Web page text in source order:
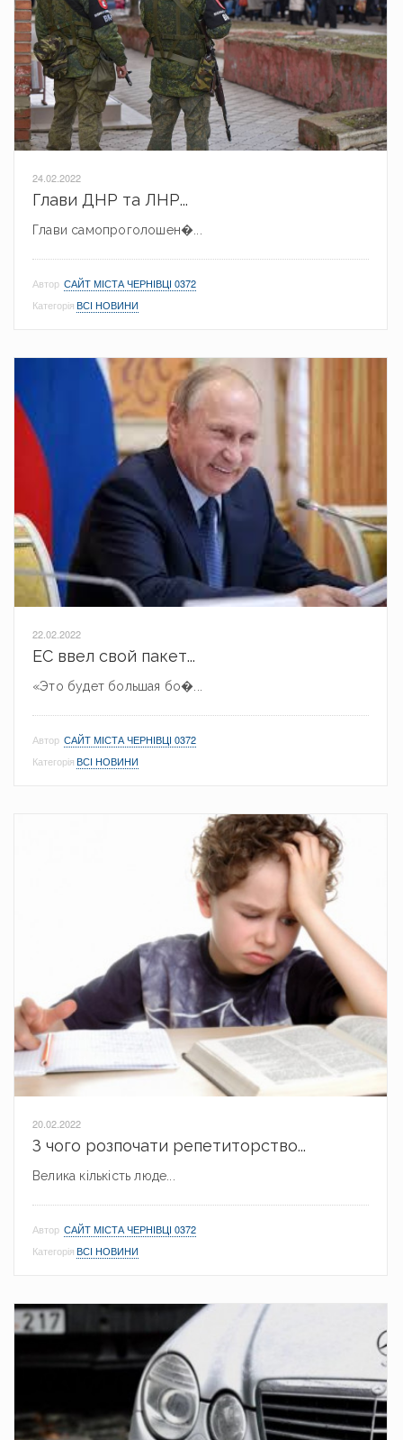
24.02.2022
Глави ДНР та ЛНР...
Глави самопроголошен�...
Автор САЙТ МІСТА ЧЕРНІВЦІ 0372
КатегоріяВСІ НОВИНИ
22.02.2022
ЕС ввел свой пакет...
«Это будет большая бо�...
Автор САЙТ МІСТА ЧЕРНІВЦІ 0372
КатегоріяВСІ НОВИНИ
20.02.2022
З чого розпочати репетиторство...
Велика кількість люде...
Автор САЙТ МІСТА ЧЕРНІВЦІ 0372
КатегоріяВСІ НОВИНИ